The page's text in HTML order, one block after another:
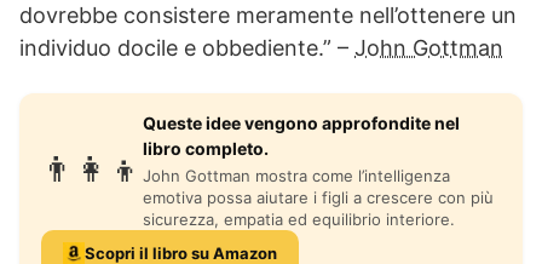
dovrebbe consistere meramente nell’ottenere un
individuo docile e obbediente.” – John Gottman
👨‍👩‍👦
Queste idee vengono approfondite nel
libro completo.
John Gottman mostra come l’intelligenza
emotiva possa aiutare i figli a crescere con più
sicurezza, empatia ed equilibrio interiore.
Scopri il libro su Amazon